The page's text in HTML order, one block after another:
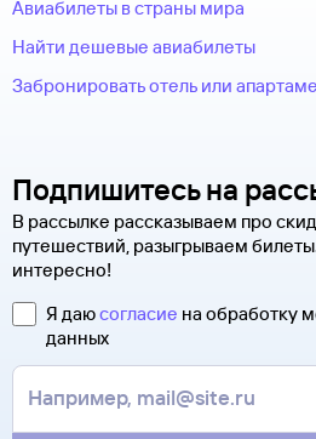
Авиабилеты в страны мира
Найти дешевые авиабилеты
Забронировать отель или
Подпишитесь на
В рассылке рассказываем про
путешествий, разыгрываем
интересно!
Я даюсогласие на обработку
данных